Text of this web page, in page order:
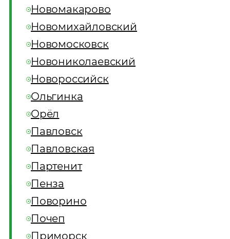
Новомакарово
Новомихайловский
Новомосковск
Новониколаевский
Новороссийск
Ольгинка
Орёл
Павловск
Павловская
Партенит
Пенза
Поворино
Почеп
Приморск